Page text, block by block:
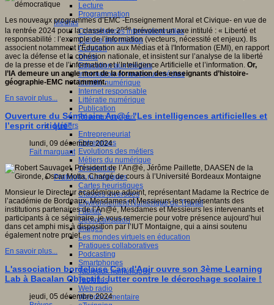
Lecture
Programmation
Médias
Compétences informationnelles
Culture des médias
Curation
Droits
Education aux médias
Information et nouveaux médias
Identité numérique
Internet responsable
Littératie numérique
Publication
Réseaux sociaux
Métiers
Entrepreneuriat
Entreprises
Evolutions des métiers
Métiers du numérique
Orientation
Pratiques numériques
Cartes heuristiques
Classes inversées
Environnement Numérique de Travail
Fablab
Géolocalisation
Images
Les mondes virtuels en éducation
Pratiques collaboratives
Podcasting
Smartphones
Tableaux numériques
Tablettes
Web radio
Webdocumentaire
Les nouveaux programmes d’EMC -Enseignement Moral et Civique- en vue de
la rentrée 2024 pour la classe de 2ndeprévoient un axe intitulé : « Liberté et
responsabilité : l’exemple de l’information (vecteurs, nécessité et enjeux). Ils
associent notamment l’Éducation aux Médias et à l'Information (EMI), en rapport
avec la défense et la cohésion nationale, et insistent sur l’analyse de la liberté
de la presse et de l’information et l’Intelligence Artificielle et l’information. Or,
l’IA demeure un angle mort de la formation des enseignants d’histoire-
géographie-EMC notamment.
En savoir plus...
Ouverture du Séminaire An@é "Les intelligences artificielles et
l’esprit critique"
lundi, 09 décembre 2024
Fait marquant
Monsieur le Directeur académique adjoint, représentant Madame la Rectrice de
l’académie de Bordeaux, Mesdames et Messieurs les représentants des
institutions partenaires de l’An@é, Mesdames et Messieurs les intervenants et
participants à ce séminaire, je vous remercie pour votre présence aujourd’hui
dans cet amphi mis à disposition par l’IUT Montaigne, qui a ainsi soutenu
également notre projet.
En savoir plus...
L'association bordelaise Cap d'Agir ouvre son 3ème Learning
Lab à Bacalan Objectif : lutter contre le décrochage scolaire !
jeudi, 05 décembre 2024